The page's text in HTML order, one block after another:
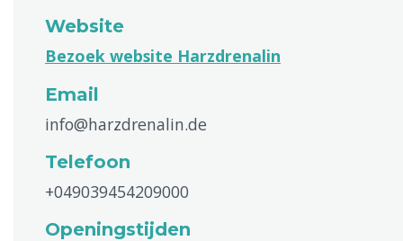
Website
Bezoek website Harzdrenalin
Email
info@harzdrenalin.de
Telefoon
+049039454209000
Openingstijden